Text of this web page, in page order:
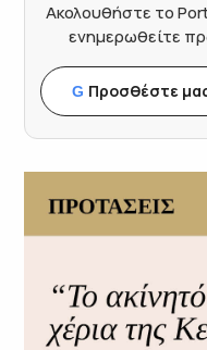
Ακολουθήστε το
ενημερωθείτε
G Προσθέστε